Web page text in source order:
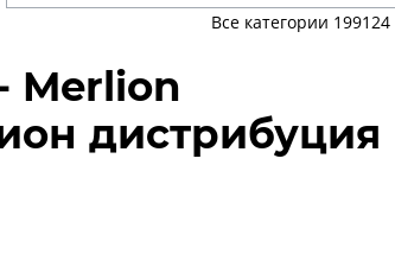
Все категории 199124
Merlion
дистрибуция